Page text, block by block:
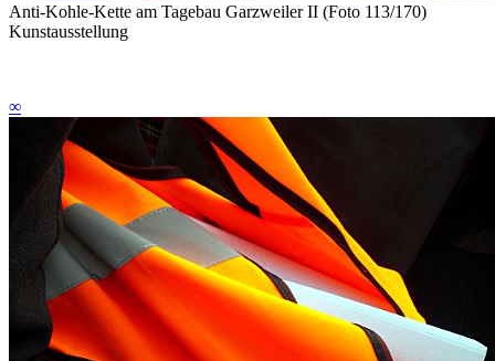
Anti-Kohle-Kette am Tagebau Garzweiler II (Foto 113/170)
Kunstausstellung
∞